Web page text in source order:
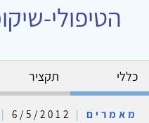
הטיפולי-
כללי תקציר
מאמרים |
|